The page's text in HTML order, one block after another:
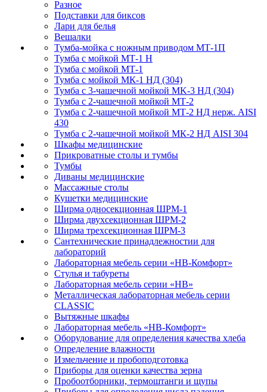
Разное
Подставки для биксов
Лари для белья
Вешалки
Тумба-мойка с ножным приводом МТ-1П
Тумба с мойкой МТ-1 Н
Тумба с мойкой МТ-1
Тумба с мойкой МК-1 НД (304)
Тумба с 3-чашечной мойкой МK-3 НД (304)
Тумба с 2-чашечной мойкой МТ-2
Тумба с 2-чашечной мойкой МТ-2 НД нерж. AISI
430
Тумба с 2-чашечной мойкой МК-2 НД AISI 304
Шкафы медицинские
Прикроватные столы и тумбы
Тумбы
Диваны медицинские
Массажные столы
Кушетки медицинские
Ширма односекционная ШРМ-1
Ширма двухсекционная ШРМ-2
Ширма трехсекционная ШРМ-3
Сантехнические принадлежностии для
лабораторий
Лабораторная мебель серии «НВ-Комфорт»
Стулья и табуреты
Лабораторная мебель серии «НВ»
Металлическая лабораторная мебель серии
CLASSIC
Вытяжные шкафы
Лабораторная мебель «НВ-Комфорт»
Оборудование для определения качества хлеба
Определение влажности
Измельчение и пробоподготовка
Приборы для оценки качества зерна
Пробоотборники, термоштанги и щупы